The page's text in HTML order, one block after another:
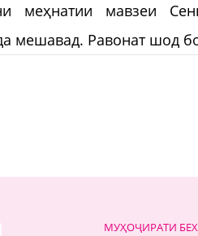
меҳнатии мавзеи
мешавад. Равонат шод
МУҲОҶИРАТИ